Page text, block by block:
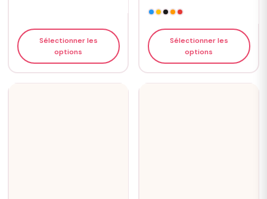
Sélectionner les
options
Sélectionner les
options